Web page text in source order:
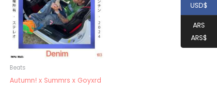
Beats
Autumn! x Summrs x Goyxrd
USD$
ARS
ARS$